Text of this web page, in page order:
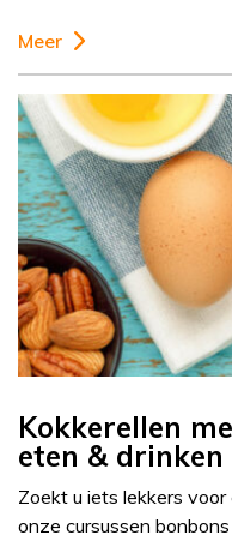
Meer
Kokkerellen
eten & drinken
Zoekt u iets lekkers
onze cursussen